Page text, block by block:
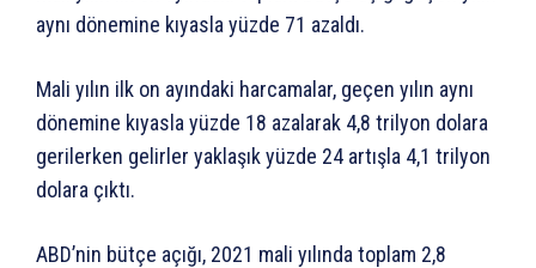
aynı dönemine kıyasla yüzde 71 azaldı.
Mali yılın ilk on ayındaki harcamalar, geçen yılın aynı
dönemine kıyasla yüzde 18 azalarak 4,8 trilyon dolara
gerilerken gelirler yaklaşık yüzde 24 artışla 4,1 trilyon
dolara çıktı.
ABD’nin bütçe açığı, 2021 mali yılında toplam 2,8